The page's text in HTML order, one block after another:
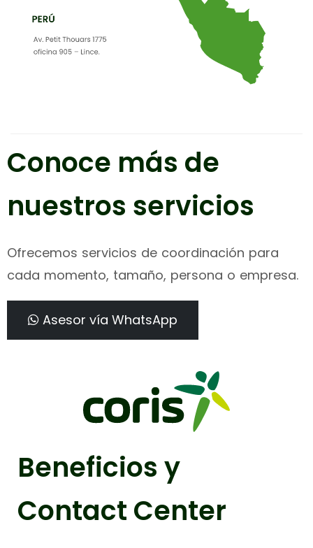
Conoce más de
nuestros servicios
Ofrecemos servicios de coordinación para
cada momento, tamaño, persona o empresa.
Asesor vía WhatsApp
Beneficios y
Contact Center